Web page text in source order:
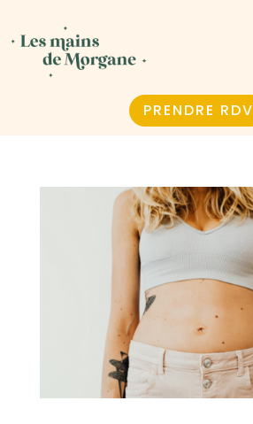
PRENDRE RDV